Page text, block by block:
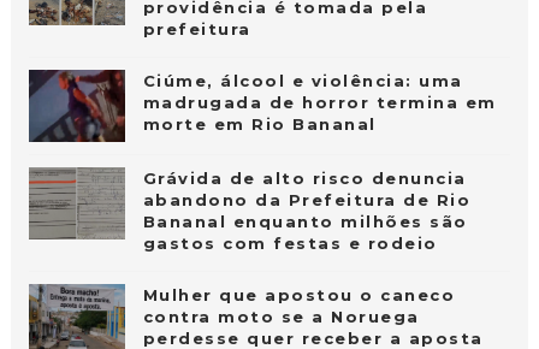
providência é tomada pela
prefeitura
Ciúme, álcool e violência: uma
madrugada de horror termina em
morte em Rio Bananal
Grávida de alto risco denuncia
abandono da Prefeitura de Rio
Bananal enquanto milhões são
gastos com festas e rodeio
Mulher que apostou o caneco
contra moto se a Noruega
perdesse quer receber a aposta